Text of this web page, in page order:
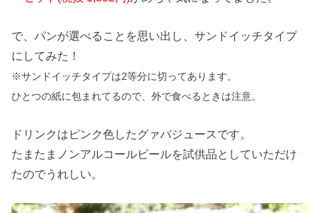
で、パンが選べることを思い出し、サンドイッチタイプ
にしてみた！
※サンドイッチタイプは2等分に切ってあります。
ひとつの紙に包まれてるので、外で食べるときは注意。
ドリンクはピンク色したグァバジュースです。
たまたまノンアルコールビールを試供品としていただけ
たのでうれしい。